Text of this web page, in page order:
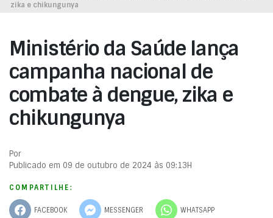
zika e chikungunya
Ministério da Saúde lança
campanha nacional de
combate à dengue, zika e
chikungunya
Por
Publicado em 09 de outubro de 2024 às 09:13H
COMPARTILHE:
FACEBOOK MESSENGER WHATSAPP